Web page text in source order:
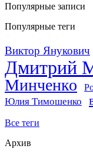
Популярные записи
Популярные теги
Виктор Янукович
Дмитрий
Минченко
Юлия Тимошенко
Все теги
Архив